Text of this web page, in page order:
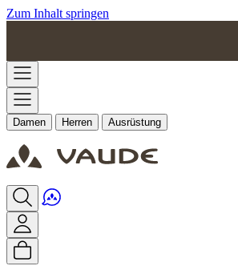
Zum Inhalt springen
Damen Herren Ausrüstung